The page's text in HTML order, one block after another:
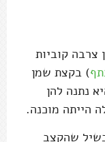
צרבה קוביות
) בקצת שמן
נתנה להן
הייתה מוכנה.
שהקצב